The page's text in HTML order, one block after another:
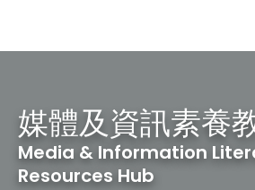
媒體及資訊素養
Media & Information
Resources Hub